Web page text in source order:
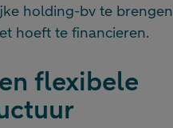
holding-bv te
hoeft te financieren.
flexibele